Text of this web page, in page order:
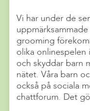
Vi har under de
grooming
olika onlinespelen
och skyddar barn
nätet. Våra barn
också på sociala
chattforum. Det